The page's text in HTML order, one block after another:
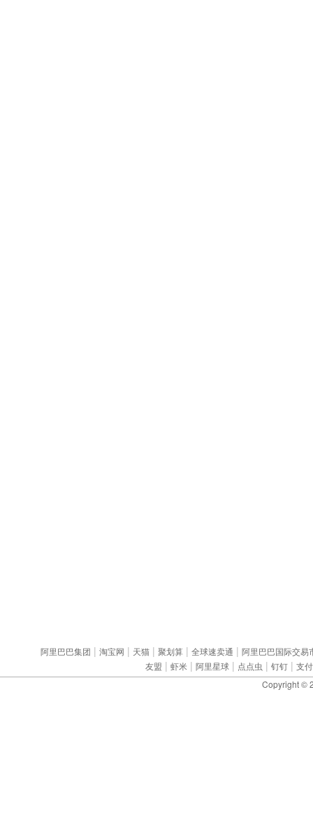
阿里巴巴集团 | 淘宝网 | 天猫| 聚划算| 全球速卖通 | 阿里巴巴国际交易
友盟 | 虾米 | 阿里星球 | 点点虫 | 钉钉 | 支
Copyright ©